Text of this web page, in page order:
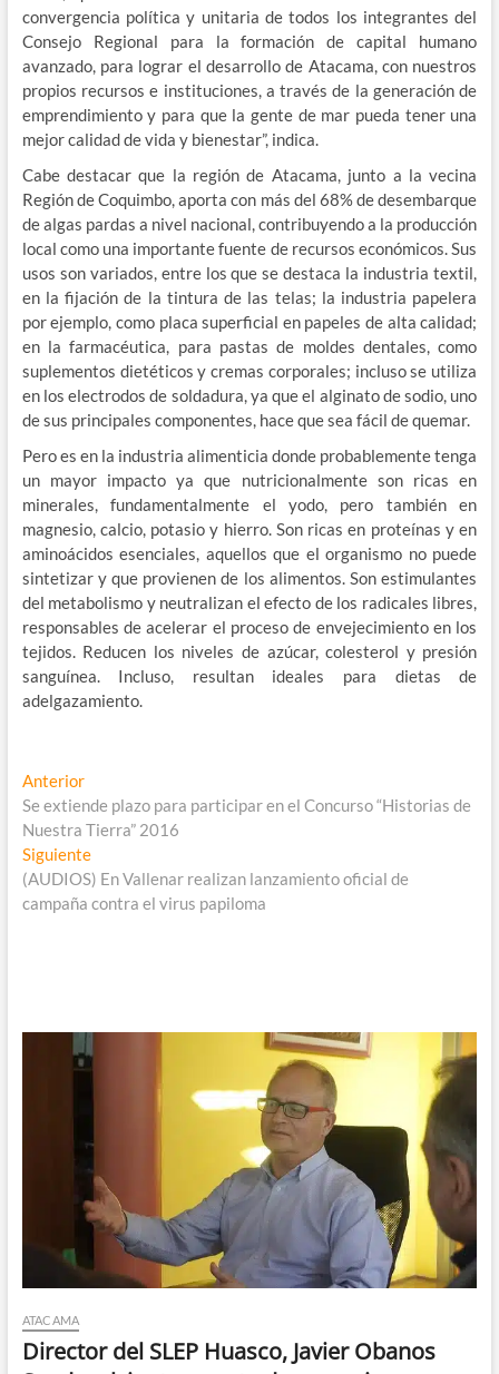
convergencia política y unitaria de todos los integrantes del
Consejo Regional para la formación de capital humano
avanzado, para lograr el desarrollo de Atacama, con nuestros
propios recursos e instituciones, a través de la generación de
emprendimiento y para que la gente de mar pueda tener una
mejor calidad de vida y bienestar”, indica.
Cabe destacar que la región de Atacama, junto a la vecina
Región de Coquimbo, aporta con más del 68% de desembarque
de algas pardas a nivel nacional, contribuyendo a la producción
local como una importante fuente de recursos económicos. Sus
usos son variados, entre los que se destaca la industria textil,
en la fijación de la tintura de las telas; la industria papelera
por ejemplo, como placa superficial en papeles de alta calidad;
en la farmacéutica, para pastas de moldes dentales, como
suplementos dietéticos y cremas corporales; incluso se utiliza
en los electrodos de soldadura, ya que el alginato de sodio, uno
de sus principales componentes, hace que sea fácil de quemar.
Pero es en la industria alimenticia donde probablemente tenga
un mayor impacto ya que nutricionalmente son ricas en
minerales, fundamentalmente el yodo, pero también en
magnesio, calcio, potasio y hierro. Son ricas en proteínas y en
aminoácidos esenciales, aquellos que el organismo no puede
sintetizar y que provienen de los alimentos. Son estimulantes
del metabolismo y neutralizan el efecto de los radicales libres,
responsables de acelerar el proceso de envejecimiento en los
tejidos. Reducen los niveles de azúcar, colesterol y presión
sanguínea. Incluso, resultan ideales para dietas de
adelgazamiento.
Navegación
de
entradas
AnteriorEntrada
anterior:
Se extiende plazo para participar en el Concurso “Historias de
Nuestra Tierra” 2016
SiguienteEntrada
siguiente:
(AUDIOS) En Vallenar realizan lanzamiento oficial de
campaña contra el virus papiloma
ATACAMA
Director del SLEP Huasco, Javier Obanos